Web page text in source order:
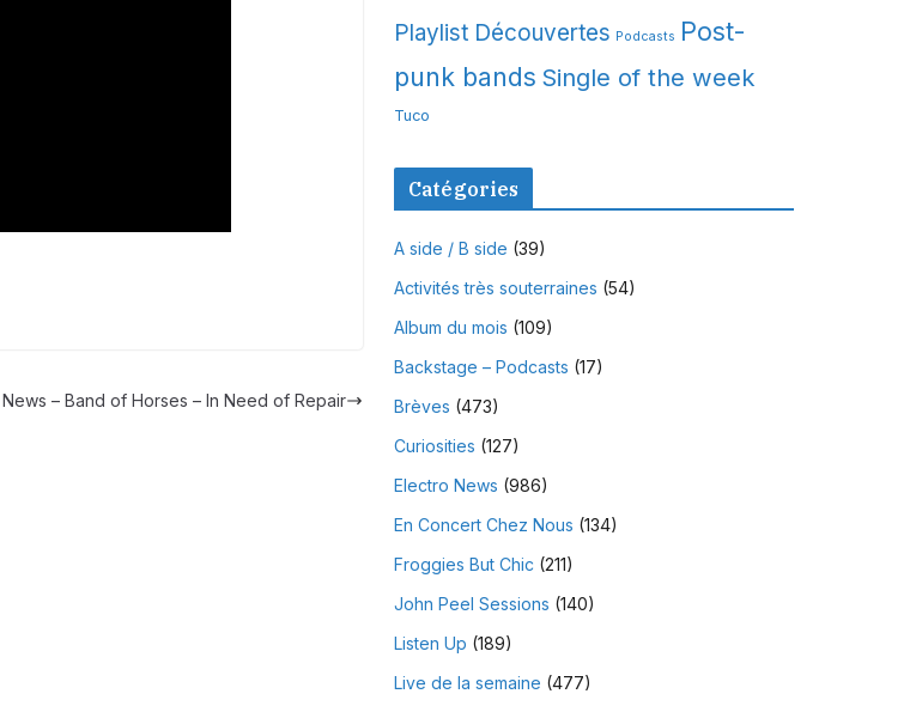
News – Band of Horses – In Need of Repair
Playlist Découvertes Podcasts Post-
punk bands Single of the week
Tuco
Catégories
A side / B side (39)
Activités très souterraines (54)
Album du mois (109)
Backstage – Podcasts (17)
Brèves (473)
Curiosities (127)
Electro News (986)
En Concert Chez Nous (134)
Froggies But Chic (211)
John Peel Sessions (140)
Listen Up (189)
Live de la semaine (477)